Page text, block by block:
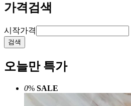
가격검색
시작가격
검색
오늘만 특가
0% SALE